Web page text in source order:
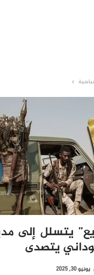
يتسلل إلى
يتصدى
يونيو 30, 2025